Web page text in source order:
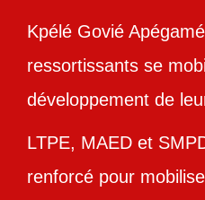
Kpélé Govié
ressortissants se
développement de
LTPE, MAED et
renforcé pour